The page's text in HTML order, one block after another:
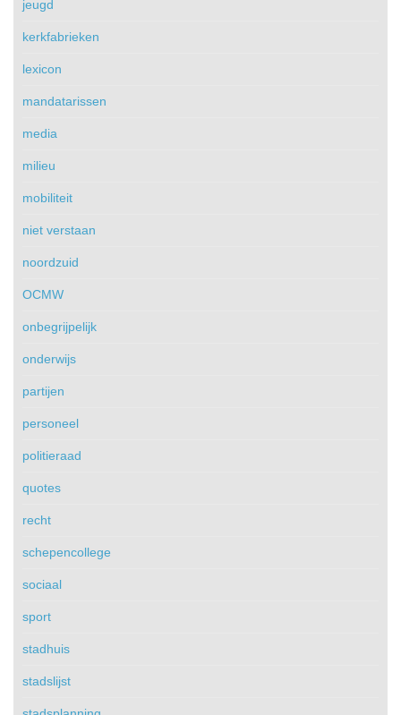
jeugd
kerkfabrieken
lexicon
mandatarissen
media
milieu
mobiliteit
niet verstaan
noordzuid
OCMW
onbegrijpelijk
onderwijs
partijen
personeel
politieraad
quotes
recht
schepencollege
sociaal
sport
stadhuis
stadslijst